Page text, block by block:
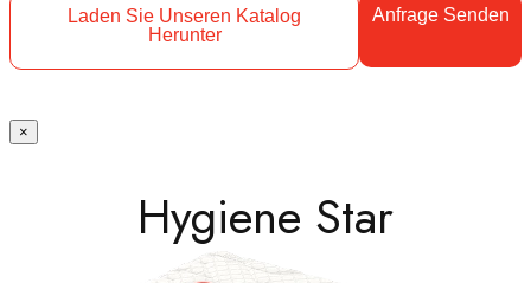
Laden Sie Unseren Katalog
Herunter
Anfrage Senden
×
Hygiene Star